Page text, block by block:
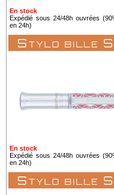
En stock
Expédié sous 24/48h ouvrées
en 24h)
Stylo bille
En stock
Expédié sous 24/48h ouvrées
en 24h)
Stylo bille